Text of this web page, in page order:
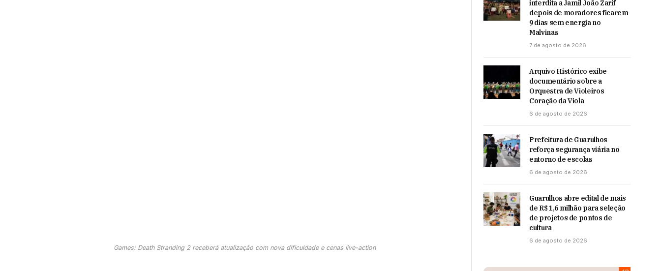
Games: Death Stranding 2 receberá atualização com nova dificuldade e cenas live-action
interdita a Jamil João Zarif
depois de moradores ficarem
9 dias sem energia no
Malvinas
7 de agosto de 2026
Arquivo Histórico exibe
documentário sobre a
Orquestra de Violeiros
Coração da Viola
6 de agosto de 2026
Prefeitura de Guarulhos
reforça segurança viária no
entorno de escolas
6 de agosto de 2026
Guarulhos abre edital de mais
de R$ 1,6 milhão para seleção
de projetos de pontos de
cultura
6 de agosto de 2026